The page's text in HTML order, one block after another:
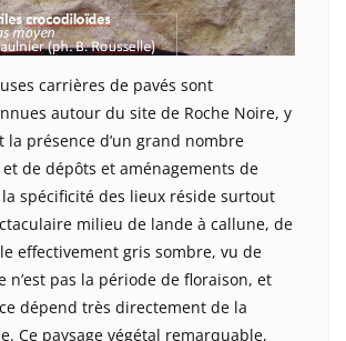
carrières de pavés sont
autour du site de Roche Noire, y
la présence d’un grand nombre
et de dépôts et aménagements de
spécificité des lieux réside surtout
milieu de lande à callune, de
effectivement gris sombre, vu de
n’est pas la période de floraison, et
dépend très directement de la
Ce paysage végétal remarquable,